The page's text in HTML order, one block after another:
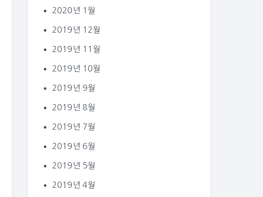
2020년 1월
2019년 12월
2019년 11월
2019년 10월
2019년 9월
2019년 8월
2019년 7월
2019년 6월
2019년 5월
2019년 4월